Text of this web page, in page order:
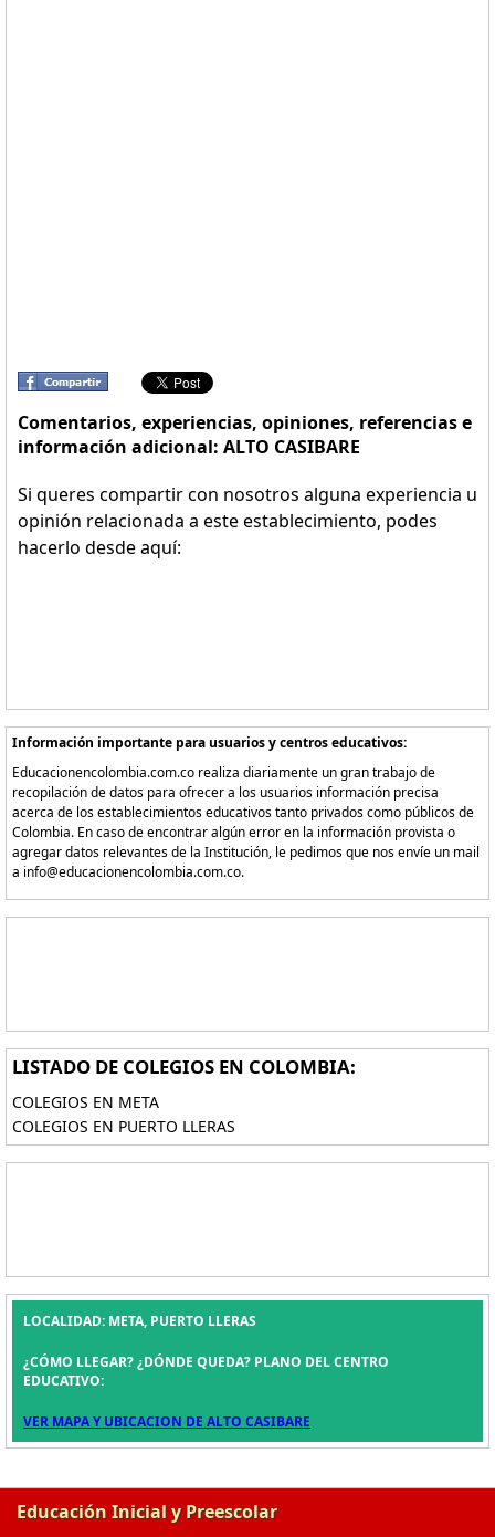
Comentarios, experiencias, opiniones, referencias e
información adicional: ALTO CASIBARE
Si queres compartir con nosotros alguna experiencia u
opinión relacionada a este establecimiento, podes
hacerlo desde aquí:
Información importante para usuarios y centros educativos:
Educacionencolombia.com.co realiza diariamente un gran trabajo de
recopilación de datos para ofrecer a los usuarios información precisa
acerca de los establecimientos educativos tanto privados como públicos de
Colombia. En caso de encontrar algún error en la información provista o
agregar datos relevantes de la Institución, le pedimos que nos envíe un mail
a info@educacionencolombia.com.co.
LISTADO DE COLEGIOS EN COLOMBIA:
COLEGIOS EN META
COLEGIOS EN PUERTO LLERAS
LOCALIDAD: META, PUERTO LLERAS
¿CÓMO LLEGAR? ¿DÓNDE QUEDA? PLANO DEL CENTRO
EDUCATIVO:
VER MAPA Y UBICACION DE ALTO CASIBARE
Educación Inicial y Preescolar